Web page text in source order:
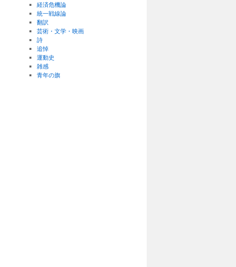
経済危機論
統一戦線論
翻訳
芸術・文学・映画
詩
追悼
運動史
雑感
青年の旗